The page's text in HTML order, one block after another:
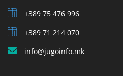
+389 75 476 996
+389 71 214 070
info@jugoinfo.mk